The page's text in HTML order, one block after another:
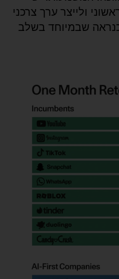
ולייצר ערך צרכני
שבמיוחד בשלב